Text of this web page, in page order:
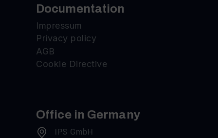
Documentation
Impressum
Privacy policy
AGB
Cookie Directive
Office in Germany
IPS GmbH